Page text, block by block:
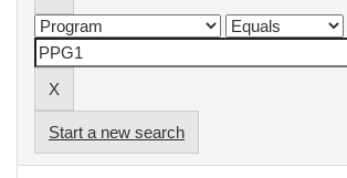
Start a new search